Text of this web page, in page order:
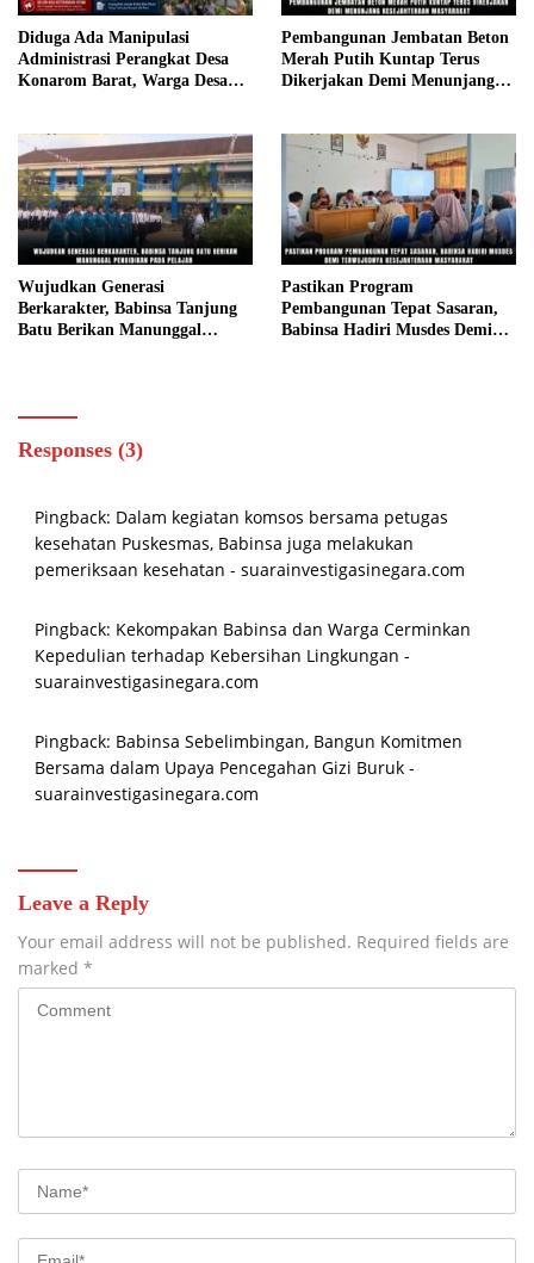
Diduga Ada Manipulasi
Administrasi Perangkat Desa
Konarom Barat, Warga Desak
Pembangunan Jembatan Beton
Merah Putih Kuntap Terus
Dikerjakan Demi Menunjang
Wujudkan Generasi
Berkarakter, Babinsa Tanjung
Batu Berikan Manunggal
Pastikan Program
Pembangunan Tepat Sasaran,
Babinsa Hadiri Musdes Demi
Responses (3)
Pingback: Dalam kegiatan komsos bersama petugas
kesehatan Puskesmas, Babinsa juga melakukan
pemeriksaan kesehatan - suarainvestigasinegara.com
Pingback: Kekompakan Babinsa dan Warga Cerminkan
Kepedulian terhadap Kebersihan Lingkungan -
suarainvestigasinegara.com
Pingback: Babinsa Sebelimbingan, Bangun Komitmen
Bersama dalam Upaya Pencegahan Gizi Buruk -
suarainvestigasinegara.com
Leave a Reply
Your email address will not be published. Required fields are
marked *